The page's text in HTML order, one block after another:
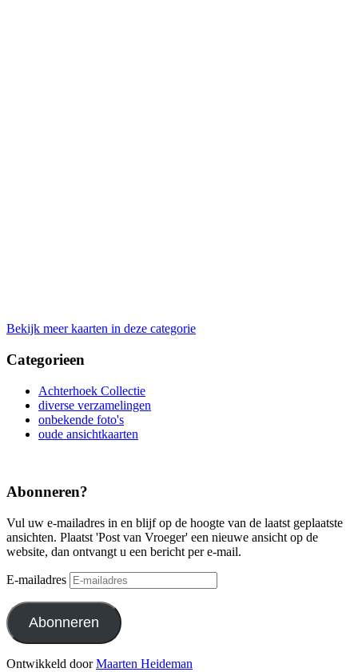
Bekijk meer kaarten in deze categorie
Categorieen
Achterhoek Collectie
diverse verzamelingen
onbekende foto's
oude ansichtkaarten
Abonneren?
Vul uw e-mailadres in en blijf op de hoogte van de laatst geplaatste
ansichten. Plaatst 'Post van Vroeger' een nieuwe ansicht op de
website, dan ontvangt u een bericht per e-mail.
E-mailadres
Abonneren
Ontwikkeld doorMaarten Heideman